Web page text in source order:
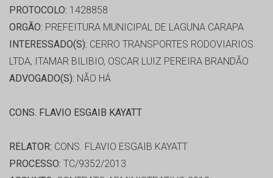
PROTOCOLO: 1428858
ORGÃO: PREFEITURA MUNICIPAL DE LAGUNA CARAPA
INTERESSADO(S): CERRO TRANSPORTES RODOVIARIOS
LTDA, ITAMAR BILIBIO, OSCAR LUIZ PEREIRA BRANDÃO
ADVOGADO(S): NÃO HÁ
CONS. FLAVIO ESGAIB KAYATT
RELATOR: CONS. FLAVIO ESGAIB KAYATT
PROCESSO: TC/9352/2013